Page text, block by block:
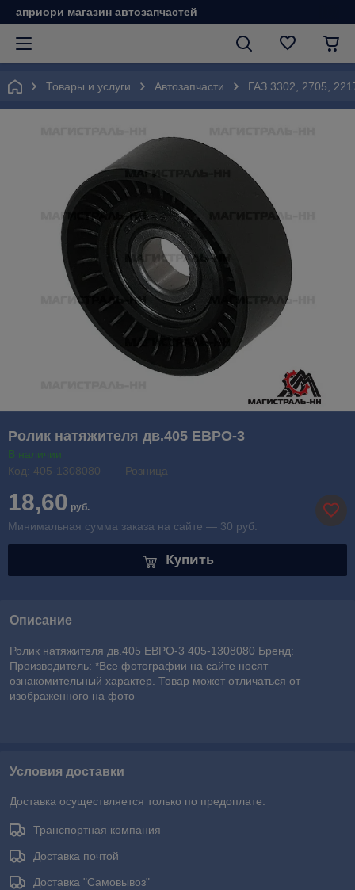
априори магазин автозапчастей
Товары и услуги Автозапчасти ГАЗ 3302, 2705,
Ролик натяжителя дв.405 ЕВРО-3
В наличии
Код: 405-1308080
Розница
18,60 руб.
Минимальная сумма заказа на сайте — 30 руб.
Купить
Описание
Ролик натяжителя дв.405 ЕВРО-3 405-1308080 Бренд:
Производитель: *Все фотографии на сайте носят
ознакомительный характер. Товар может отличаться от
изображенного на фото
Условия доставки
Доставка осуществляется только по предоплате.
Транспортная компания
Доставка почтой
Доставка "Самовывоз"